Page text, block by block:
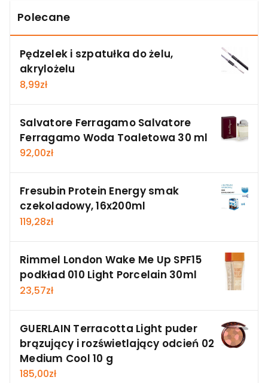
Polecane
Pędzelek i szpatułka do żelu,
akrylożelu
8,99zł
Salvatore Ferragamo Salvatore
Ferragamo Woda Toaletowa 30 ml
92,00zł
Fresubin Protein Energy smak
czekoladowy, 16x200ml
119,28zł
Rimmel London Wake Me Up SPF15
podkład 010 Light Porcelain 30ml
23,57zł
GUERLAIN Terracotta Light puder
brązujący i rozświetlający odcień 02
Medium Cool 10 g
185,00zł